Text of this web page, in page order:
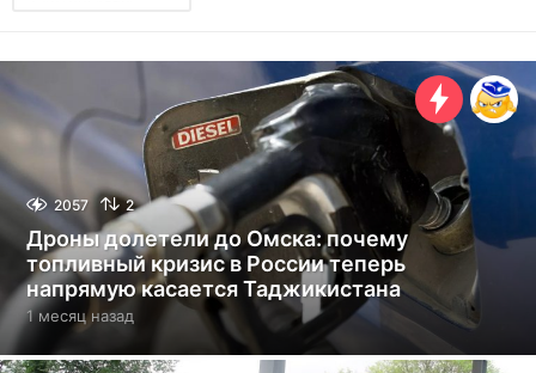
2057 2
Дроны долетели до Омска: почему
топливный кризис в России теперь
напрямую касается Таджикистана
1 месяц назад
е